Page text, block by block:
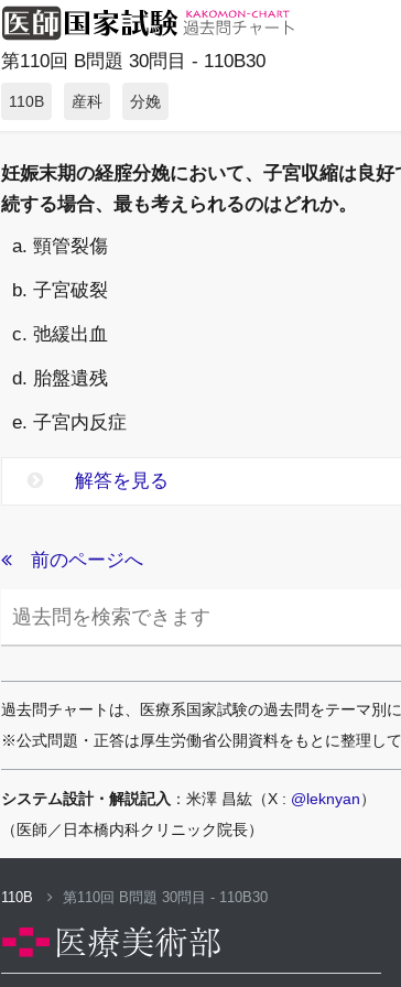
第110回 B問題 30問目 - 110B30
110B 産科 分娩
妊娠末期の経腟分娩において、子宮収縮は良
続する場合、最も考えられるのはどれか。
a. 頸管裂傷
b. 子宮破裂
c. 弛緩出血
d. 胎盤遺残
e. 子宮内反症
解答を見る
前のページへ
過去問チャートは、医療系国家試験の過去問をテーマ別
※公式問題・正答は厚生労働省公開資料をもとに整理して
システム設計・解説記入 ：米澤 昌紘（X : @leknyan）
（医師／日本橋内科クリニック院長）
110B 第110回 B問題 30問目 - 110B30